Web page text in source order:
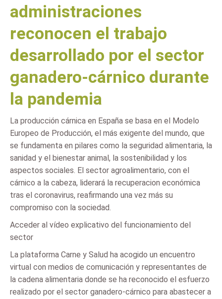
administraciones
reconocen el trabajo
desarrollado por el sector
ganadero-cárnico durante
la pandemia
La producción cárnica en España se basa en el Modelo
Europeo de Producción, el más exigente del mundo, que
se fundamenta en pilares como la seguridad alimentaria, la
sanidad y el bienestar animal, la sostenibilidad y los
aspectos sociales. El sector agroalimentario, con el
cárnico a la cabeza, liderará la recuperacion económica
tras el coronavirus, reafirmando una vez más su
compromiso con la sociedad.
Acceder al vídeo explicativo del funcionamiento del
sector
La plataforma Carne y Salud ha acogido un encuentro
virtual con medios de comunicación y representantes de
la cadena alimentaria donde se ha reconocido el esfuerzo
realizado por el sector ganadero-cárnico para abastecer a